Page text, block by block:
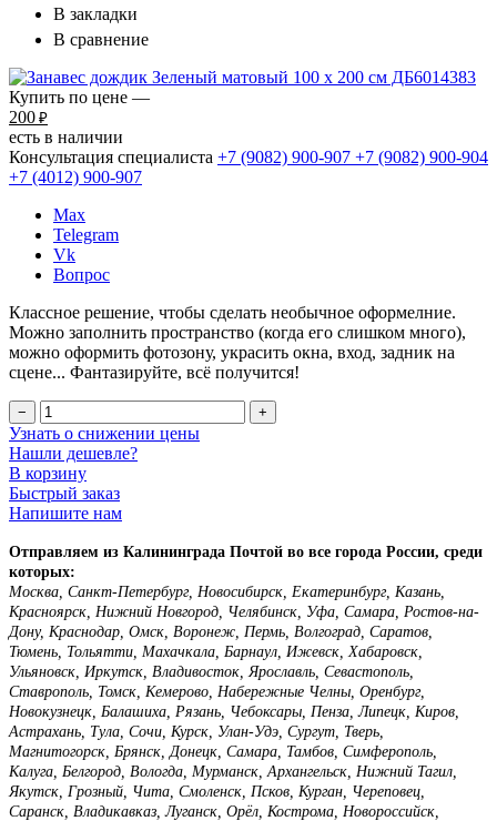
В закладки
В сравнение
Купить по цене —
200 ₽
есть в наличии
Консультация специалиста +7 (9082) 900-907 +7 (9082) 900-904
+7 (4012) 900-907
Max
Telegram
Vk
Вопрос
Классное решение, чтобы сделать необычное оформелние.
Можно заполнить пространство (когда его слишком много),
можно оформить фотозону, украсить окна, вход, задник на
сцене... Фантазируйте, всё получится!
− +
Узнать о снижении цены
Нашли дешевле?
В корзину
Быстрый заказ
Напишите нам
Отправляем из Калининграда Почтой во все города России, среди
которых:
Москва, Санкт-Петербург, Новосибирск, Екатеринбург, Казань,
Красноярск, Нижний Новгород, Челябинск, Уфа, Самара, Ростов-на-
Дону, Краснодар, Омск, Воронеж, Пермь, Волгоград, Саратов,
Тюмень, Тольятти, Махачкала, Барнаул, Ижевск, Хабаровск,
Ульяновск, Иркутск, Владивосток, Ярославль, Севастополь,
Ставрополь, Томск, Кемерово, Набережные Челны, Оренбург,
Новокузнецк, Балашиха, Рязань, Чебоксары, Пенза, Липецк, Киров,
Астрахань, Тула, Сочи, Курск, Улан-Удэ, Сургут, Тверь,
Магнитогорск, Брянск, Донецк, Самара, Тамбов, Симферополь,
Калуга, Белгород, Вологда, Мурманск, Архангельск, Нижний Тагил,
Якутск, Грозный, Чита, Смоленск, Псков, Курган, Череповец,
Саранск, Владикавказ, Луганск, Орёл, Кострома, Новороссийск,